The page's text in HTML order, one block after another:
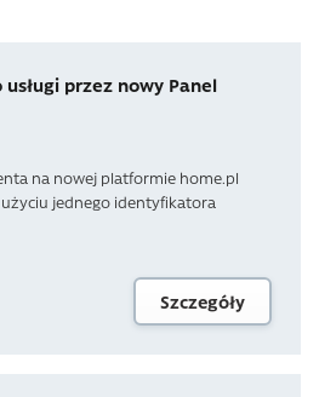
usługi przez nowy Panel
na nowej platformie home.pl
jednego identyfikatora
Szczegóły